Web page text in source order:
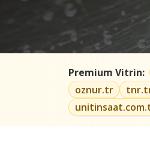
Premium Vitrin:
oznur.tr